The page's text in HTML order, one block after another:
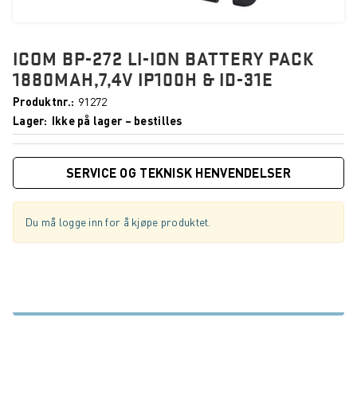
ICOM BP-272 LI-ION BATTERY PACK
1880MAH,7,4V IP100H & ID-31E
Produktnr.
91272
Lager
Ikke på lager – bestilles
SERVICE OG TEKNISK HENVENDELSER
Du må logge inn for å kjøpe produktet.